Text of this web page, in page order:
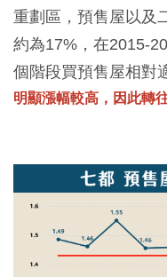
重劃區，預售屋以及
約為17%，在2015-
個階段買預售屋相對
明顯漲幅較高，因此轉